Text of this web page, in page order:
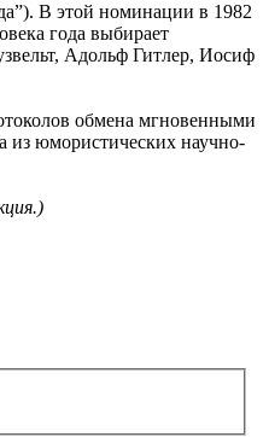
В этой номинации в 1982
года выбирает
Адольф Гитлер, Иосиф
обмена мгновенными
юмористических научно-